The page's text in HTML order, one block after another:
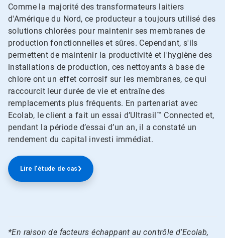
Comme la majorité des transformateurs laitiers
d'Amérique du Nord, ce producteur a toujours utilisé des
solutions chlorées pour maintenir ses membranes de
production fonctionnelles et sûres. Cependant, s'ils
permettent de maintenir la productivité et l'hygiène des
installations de production, ces nettoyants à base de
chlore ont un effet corrosif sur les membranes, ce qui
raccourcit leur durée de vie et entraîne des
remplacements plus fréquents. En partenariat avec
Ecolab, le client a fait un essai d’Ultrasil™ Connected et,
pendant la période d’essai d’un an, il a constaté un
rendement du capital investi immédiat.
Lire l'étude de cas
*En raison de facteurs échappant au contrôle d'Ecolab,